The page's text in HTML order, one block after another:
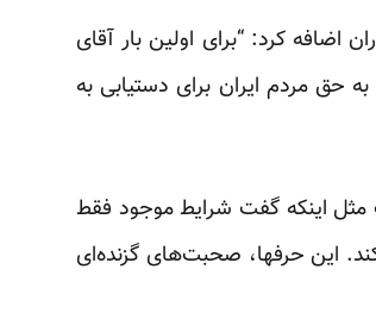
اضافه کرد: “برای اولین بار آقای
به حق مردم ایران برای دستیابی به
مثل اینکه گفت شرایط موجود فقط
کند. این حرفها، صحبت‌های گزنده‌‌ای